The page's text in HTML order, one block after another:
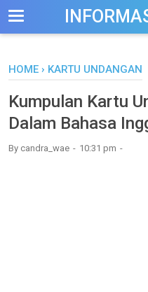
-->
HOME › KARTU UNDANGAN
Kumpulan Kartu
Dalam Bahasa
By candra_wae 10:31 pm